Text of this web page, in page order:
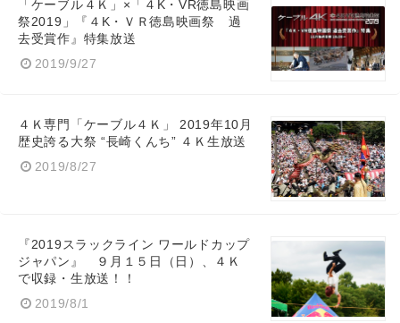
「ケーブル４Ｋ」×「４K・VR徳島映画
祭2019」『４K・ＶＲ徳島映画祭 過
去受賞作』特集放送
2019/9/27
４Ｋ専門「ケーブル４Ｋ」 2019年10月
歴史誇る大祭 “長崎くんち” ４Ｋ生放送
2019/8/27
『2019スラックライン ワールドカップ
ジャパン』 ９月１５日（日）、４Ｋ
で収録・生放送！！
2019/8/1